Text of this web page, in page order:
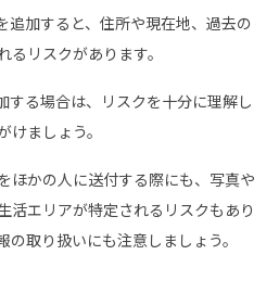
追加すると、住所や現在地、過去の
リスクがあります。
する場合は、リスクを十分に理解し
ましょう。
ほかの人に送付する際にも、写真や
活エリアが特定されるリスクもあり
取り扱いにも注意しましょう。